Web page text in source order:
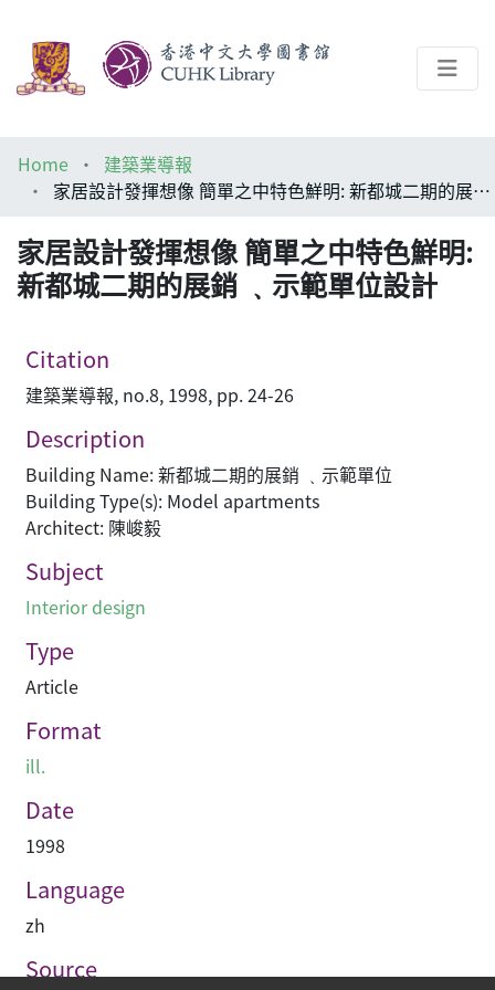
Help
Home
建築業導報
家居設計發揮想像 簡單之中特色鮮明: 新都城二期的展銷 ﹑示範單位設計
家居設計發揮想像 簡單之中特色鮮明:
新都城二期的展銷 ﹑示範單位設計
Citation
建築業導報, no.8, 1998, pp. 24-26
Description
Building Name: 新都城二期的展銷 ﹑示範單位
Building Type(s): Model apartments
Architect: 陳峻毅
Subject
Interior design
Type
Article
Format
ill.
Date
1998
Language
zh
Source